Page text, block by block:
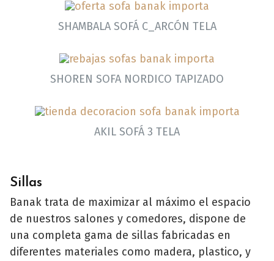
SHAMBALA SOFÁ C_ARCÓN TELA
SHOREN SOFA NORDICO TAPIZADO
AKIL SOFÁ 3 TELA
Sillas
Banak trata de maximizar al máximo el espacio
de nuestros salones y comedores, dispone de
una completa gama de sillas fabricadas en
diferentes materiales como madera, plastico, y